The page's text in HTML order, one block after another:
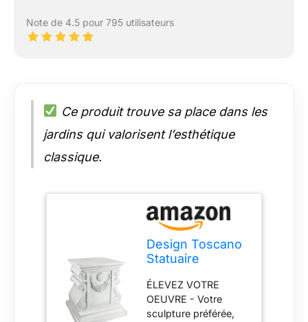
Note de 4.5 pour 795 utilisateurs
Ce produit trouve sa place dans les
jardins qui valorisent l’esthétique
classique.
Design Toscano
Statuaire
de Base
Montante pour
Jardin, Grand 38
ÉLEVEZ VOTRE
OEUVRE - Votre
sculpture préférée,